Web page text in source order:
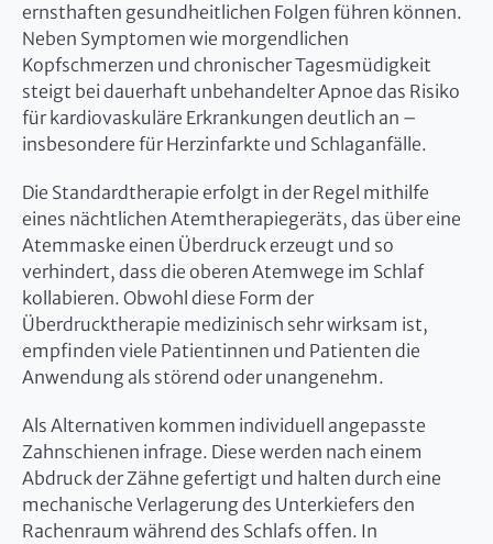
ernsthaften gesundheitlichen Folgen führen können.
Neben Symptomen wie morgendlichen
Kopfschmerzen und chronischer Tagesmüdigkeit
steigt bei dauerhaft unbehandelter Apnoe das Risiko
für kardiovaskuläre Erkrankungen deutlich an –
insbesondere für Herzinfarkte und Schlaganfälle.
Die Standardtherapie erfolgt in der Regel mithilfe
eines nächtlichen Atemtherapiegeräts, das über eine
Atemmaske einen Überdruck erzeugt und so
verhindert, dass die oberen Atemwege im Schlaf
kollabieren. Obwohl diese Form der
Überdrucktherapie medizinisch sehr wirksam ist,
empfinden viele Patientinnen und Patienten die
Anwendung als störend oder unangenehm.
Als Alternativen kommen individuell angepasste
Zahnschienen infrage. Diese werden nach einem
Abdruck der Zähne gefertigt und halten durch eine
mechanische Verlagerung des Unterkiefers den
Rachenraum während des Schlafs offen. In